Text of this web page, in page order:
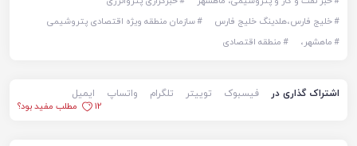
#خلیج فارس،هلدینگ خلیج فارس #سازمان منطقه ویژه اقتصادی پتروشیمی
#ماهشهر، #منطقه اقتصادی
اشتراک گذاری در فیسبوک توییتر تلگرام واتساپ
ایمیل
12
مطلب مفید بود؟